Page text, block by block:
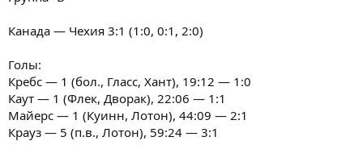
Канада — Чехия 3:1 (1:0, 0:1, 2:0)
Голы:
Кребс — 1 (бол., Гласс, Хант), 19:12 — 1:0
Каут — 1 (Флек, Дворак), 22:06 — 1:1
Майерс — 1 (Куинн, Лотон), 44:09 — 2:1
Крауз — 5 (п.в., Лотон), 59:24 — 3:1